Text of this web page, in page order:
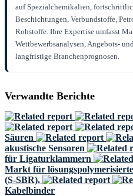
auf Spezialchemikalien,
Beschichtungen, Verbundstoffe,
Rohstoffe. Ihre Expertise umfasst
Wettbewerbsanalysen, Angebots-
langfristige Branchenprognosen.
Verwandte Berichte
Säuren
akustische Sensoren
für Ligaturklammern
Markt für
(S-SBR).
Kabelbinder